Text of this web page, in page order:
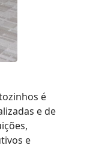
é
e de
e